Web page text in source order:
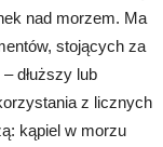
nad morzem. Ma
stojących za
dłuższy lub
z licznych
kąpiel w morzu